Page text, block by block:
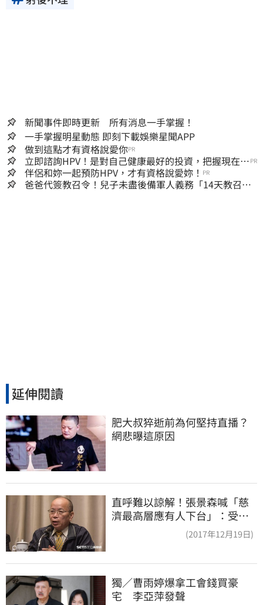
新聞事件即時更新 所有消息一手掌握！
一手掌握明星動態 即刻下載娛樂星聞APP
做到這點才有資格說愛你PR
立即諮詢HPV！是對自己健康最好的投資，把握現在不
嫌晚！
PR
伴侶和妳一起預防HPV，才有資格說愛妳！ PR
爸爸代簽教召令！兒子未盡後備軍人義務「14天教召不
延伸閱讀
肥大叔猝逝前為何堅持直播？
網悲曝這原因
直呼難以諒解！張景森喊「慈
濟最高層應有人下台」：受害
(2017年12月19日)
獨／曹雨婷爆拿工會錢買豪
宅　李亞萍發聲